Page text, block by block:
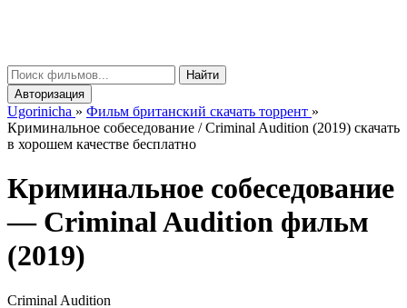
Найти
Авторизация
Ugorinicha » Фильм британский скачать торрент »
Криминальное собеседование / Criminal Audition (2019) скачать
в хорошем качестве бесплатно
Криминальное собеседование
— Criminal Audition фильм
(2019)
Criminal Audition